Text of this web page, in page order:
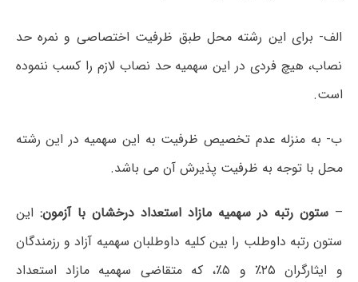
الف- برای این رشته محل طبق ظرفیت اختصاصی و نمره حد
نصاب، هیچ فردی در این سهمیه حد نصاب ﻻزم را کسب ننموده
است.
ب- به منزله‌ عدم تخصیص ظرفیت به این سهمیه در این رشته
محل با توجه به ظرفیت پذیرش آن می باشد.
–ستون رتبه در سهمیه مازاد استعداد درخشان با آزمون: این
ستون رتبه داوطلب را بین کلیه داوطلبان سهمیه آزاد و رزمندگان
و ایثارگران ۲۵٪ و ۵٪، که متقاضی سهمیه مازاد استعداد